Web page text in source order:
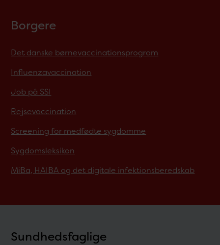
Borgere
Det danske børnevaccinationsprogram
Influenzavaccination
Job på SSI
Rejsevaccination
Screening for medfødte sygdomme
Sygdomsleksikon
MiBa, HAIBA og det digitale infektionsberedskab
Sundhedsfaglige